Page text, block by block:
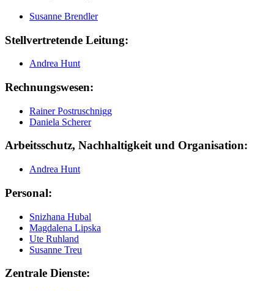
Susanne Brendler
Stellvertretende Leitung:
Andrea Hunt
Rechnungswesen:
Rainer Postruschnigg
Daniela Scherer
Arbeitsschutz, Nachhaltigkeit und Organisation:
Andrea Hunt
Personal:
Snizhana Hubal
Magdalena Lipska
Ute Ruhland
Susanne Treu
Zentrale Dienste: